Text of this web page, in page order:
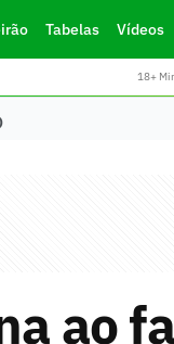
Tabelas Vídeos
18+
ao